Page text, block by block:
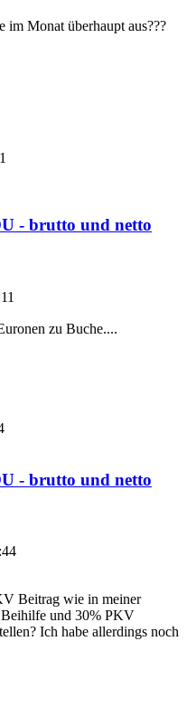
Monat überhaupt aus???
- brutto und netto
zu Buche....
- brutto und netto
Beitrag wie in meiner
und 30% PKV
Ich habe allerdings noch